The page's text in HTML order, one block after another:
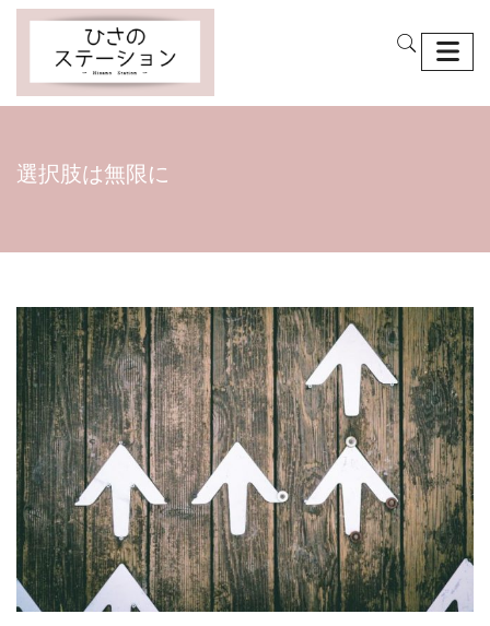
選択肢は無限に